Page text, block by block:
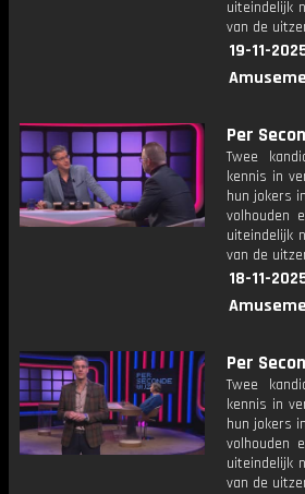
uiteindelijk
van de
19-11-
Per
Twee
kennis in
hun jokers
volhouden
uiteindelijk
van de
18-11-
Per
Twee
kennis in
hun jokers
volhouden
uiteindelijk
van de